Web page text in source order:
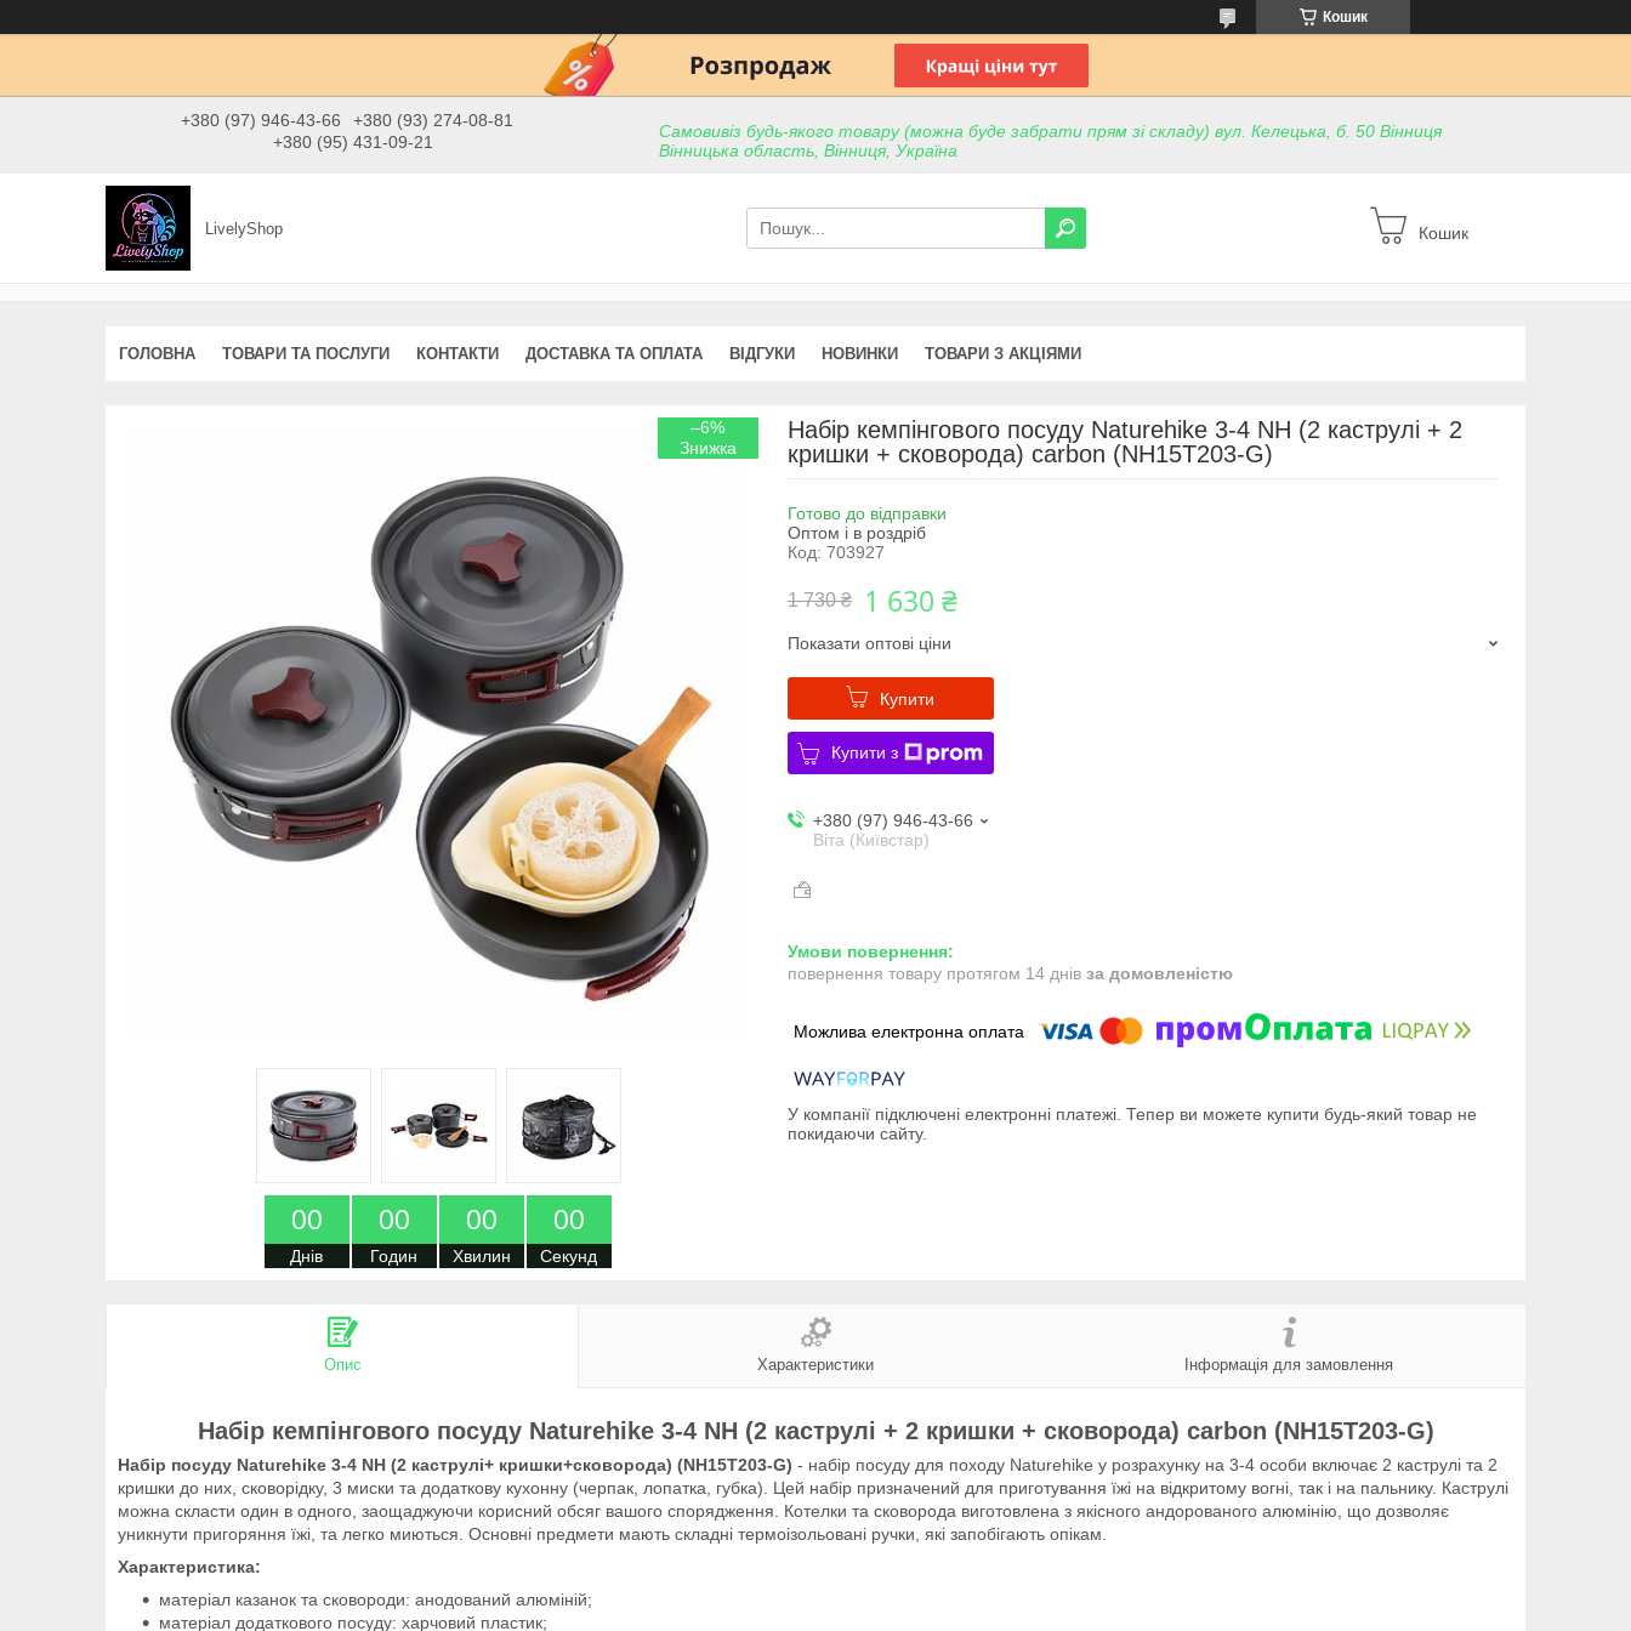
Кошик
+380 (97) 946-43-66
+380 (93) 274-08-81
+380 (95) 431-09-21
Самовивіз будь-якого товару (можна буде забрати прям зі складу) вул. Келецька, б. 50 Вінниця
Вінницька область, Вінниця, Україна
LivelyShop Кошик
ГОЛОВНА ТОВАРИ ТА ПОСЛУГИ КОНТАКТИ ДОСТАВКА ТА ОПЛАТА ВІДГУКИ НОВИНКИ ТОВАРИ З АКЦІЯМИ
–6%
00
Днів
00
Годин
00
Хвилин
00
Секунд
Набір кемпінгового посуду Naturehike 3-4 NH (2 каструлі + 2
кришки + сковорода) carbon (NH15T203-G)
Готово до відправки
Оптом і в роздріб
Код: 703927
1 730 ₴ 1 630 ₴
Показати оптові ціни
Купити
Купити з
+380 (97) 946-43-66
Віта (Київстар)
повернення товару протягом 14 днів за домовленістю
У компанії підключені електронні платежі. Тепер ви можете купити будь-який товар не
покидаючи сайту.
Опис Характеристики Інформація для замовлення
Набір кемпінгового посуду Naturehike 3-4 NH (2 каструлі + 2 кришки + сковорода) carbon (NH15T203-G)
Набір посуду Naturehike 3-4 NH (2 каструлі+ кришки+сковорода) (NH15T203-G) - набір посуду для походу Naturehike у розрахунку на 3-4 особи включає 2 каструлі та 2
кришки до них, сковорідку, 3 миски та додаткову кухонну (черпак, лопатка, губка). Цей набір призначений для приготування їжі на відкритому вогні, так і на пальнику. Каструлі
можна скласти один в одного, заощаджуючи корисний обсяг вашого спорядження. Котелки та сковорода виготовлена ​​з якісного андорованого алюмінію, що дозволяє
уникнути пригоряння їжі, та легко миються. Основні предмети мають складні термоізольовані ручки, які запобігають опікам.
Характеристика:
матеріал казанок та сковороди: анодований алюміній;
матеріал додаткового посуду: харчовий пластик;